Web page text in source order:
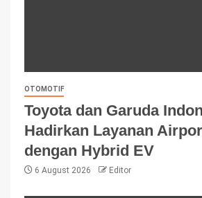
OTOMOTIF
Toyota dan Garuda
Hadirkan Layanan
dengan Hybrid EV
6 August 2026 Editor